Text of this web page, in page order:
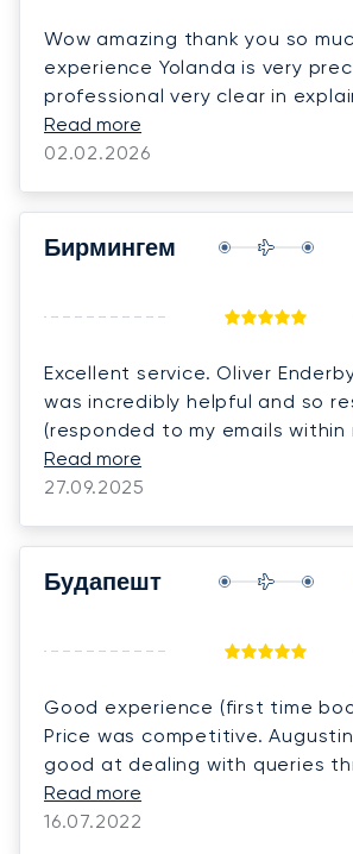
Wow amazing thank you so
experience Yolanda is very
professional very clear in
everything making it so easy to
in forms we have already
thank you again so much
5 STARS. Philip,Linda and our 5
Read more
02.02.2026
Бирмингем
Excellent service. Oliver
was incredibly helpful and so
(responded to my emails within
out of normal hours). Would
them again
Read more
27.09.2025
Будапешт
Good experience (first time
Price was competitive.
good at dealing with queries
booking process and managed
car home at short notice which
Read more
16.07.2022